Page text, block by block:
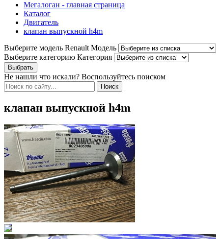
Мегалоган - главная страница
Каталог
Двигатель
клапан выпускной h4m
Выберите модель Renault Модель
Выберите категорию Категория
Не нашли что искали? Воспользуйтесь поиском
клапан выпускной h4m